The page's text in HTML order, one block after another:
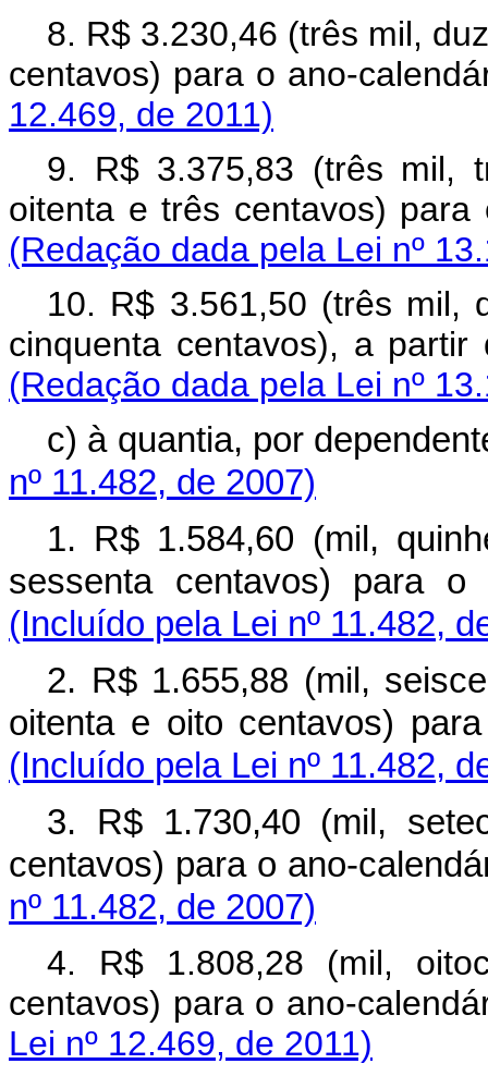
8. R$ 3.230,46 (três mil,
centavos) para o ano-
12.469, de 2011)
9. R$ 3.375,83 (três mil,
oitenta e três centavos)
(Redação dada pela Lei nº
10. R$ 3.561,50 (três mil,
cinquenta centavos), a
(Redação dada pela Lei nº
c) à quantia, por
nº 11.482, de 2007)
1. R$ 1.584,60 (mil,
sessenta centavos)
(Incluído pela Lei nº 11.482,
2. R$ 1.655,88 (mil,
oitenta e oito centavos)
(Incluído pela Lei nº 11.482,
3. R$ 1.730,40 (mil,
centavos) para o ano-
nº 11.482, de 2007)
4. R$ 1.808,28 (mil,
centavos) para o ano-
Lei nº 12.469, de 2011)